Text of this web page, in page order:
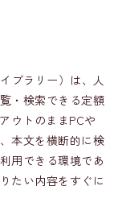
ブラリー）は、人
・検索できる定額
ウトのままPCや
本文を横断的に検
用できる環境であ
たい内容をすぐに